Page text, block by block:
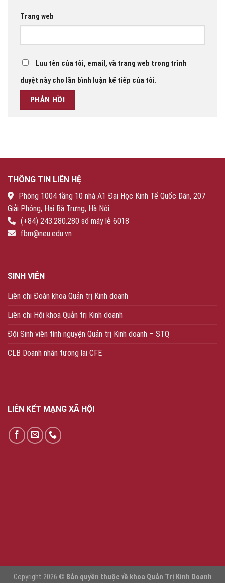
Trang web
Lưu tên của tôi, email, và trang web trong trình
duyệt này cho lần bình luận kế tiếp của tôi.
THÔNG TIN LIÊN HỆ
Phòng 1004 tầng 10 nhà A1 Đại Học Kinh Tế Quốc Dân, 207
Giải Phóng, Hai Bà Trưng, Hà Nội
(+84) 243.280.280 số máy lẻ 6018
fbm@neu.edu.vn
SINH VIÊN
Liên chi Đoàn khoa Quản trị Kinh doanh
Liên chi Hội khoa Quản trị Kinh doanh
Đội Sinh viên tình nguyện Quản trị Kinh doanh – STQ
CLB Doanh nhân tương lai CFE
LIÊN KẾT MẠNG XÃ HỘI
Copyright 2026 © Bản quyền thuộc về khoa Quản Trị Kinh Doanh